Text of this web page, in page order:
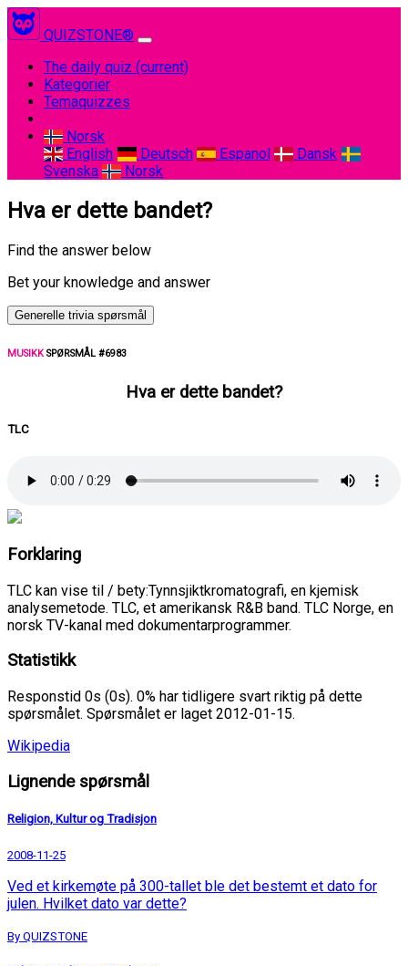
QUIZSTONE®
The daily quiz (current)
Kategorier
Temaquizzes
Norsk
English
Deutsch Espanol
Dansk
Svenska
Norsk
Hva er dette bandet?
Find the answer below
Bet your knowledge and answer
Generelle trivia spørsmål
MUSIKKSPØRSMÅL #6983
Hva er dette bandet?
TLC
Forklaring
TLC kan vise til / bety:Tynnsjiktkromatografi, en kjemisk
analysemetode. TLC, et amerikansk R&B band. TLC Norge, en
norsk TV-kanal med dokumentarprogrammer.
Statistikk
Responstid 0s (0s). 0% har tidligere svart riktig på dette
spørsmålet. Spørsmålet er laget 2012-01-15.
Wikipedia
Lignende spørsmål
Religion, Kultur og Tradisjon
2008-11-25
Ved et kirkemøte på 300-tallet ble det bestemt et dato for
julen. Hvilket dato var dette?
By QUIZSTONE